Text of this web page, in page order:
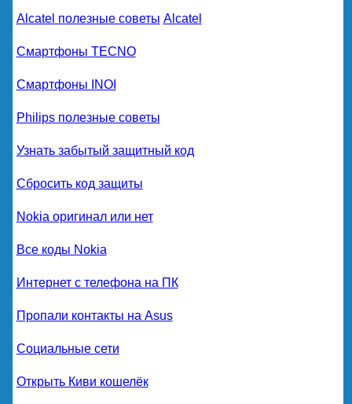
Alcatel полезные советы Alcatel
Смартфоны TECNO
Смартфоны INOI
Philips полезные советы
Узнать забытый защитный код
Сбросить код защиты
Nokia оригинал или нет
Все коды Nokia
Интернет с телефона на ПК
Пропали контакты на Asus
Социальные сети
Открыть Киви кошелёк